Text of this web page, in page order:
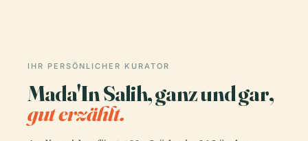
IHR PERSÖNLICHER KURATOR
Mada'In Salih, ganz und gar,
gut erzählt.